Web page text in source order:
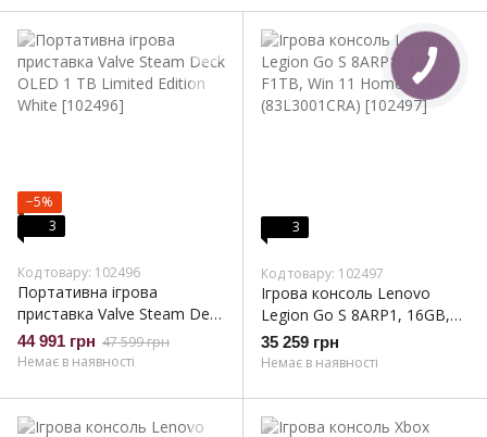
−5%
3
Код товару: 102496
Портативна ігрова
приставка Valve Steam Deck
OLED 1 TB Limited Edition
White
44 991 грн 47 599 грн
Немає в наявності
3
Код товару: 102497
Ігрова консоль Lenovo
Legion Go S 8ARP1, 16GB,
F1TB, Win 11 Home, біла
(83L3001CRA)
35 259 грн
Немає в наявності